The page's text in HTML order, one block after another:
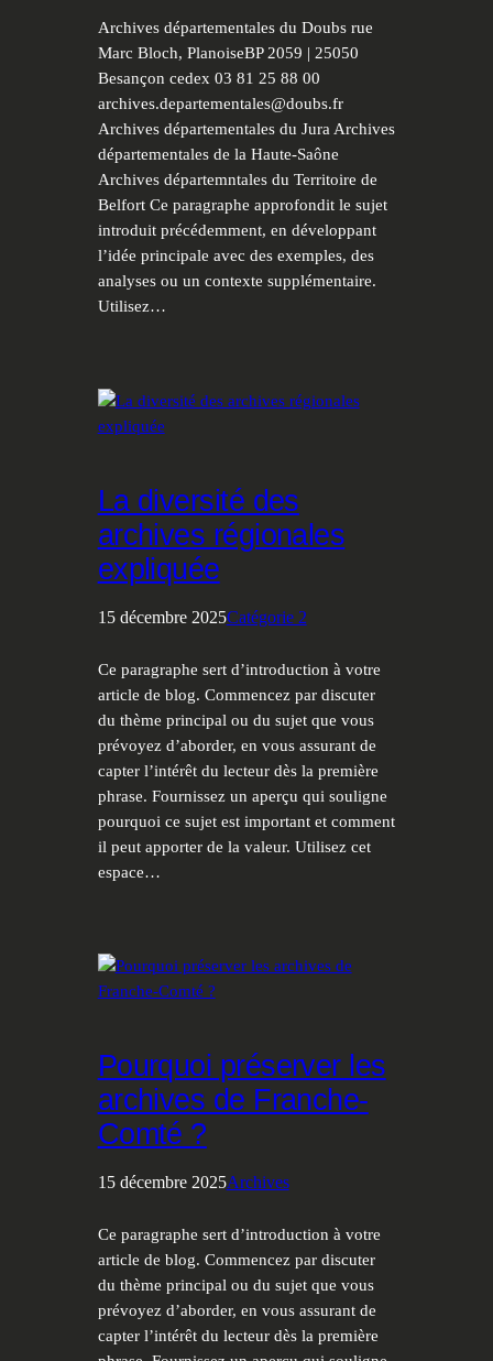
Archives départementales du Doubs rue
Marc Bloch, PlanoiseBP 2059 | 25050
Besançon cedex 03 81 25 88 00
archives.departementales@doubs.fr
Archives départementales du Jura Archives
départementales de la Haute-Saône
Archives départemntales du Territoire de
Belfort Ce paragraphe approfondit le sujet
introduit précédemment, en développant
l’idée principale avec des exemples, des
analyses ou un contexte supplémentaire.
Utilisez…
La diversité des
archives régionales
expliquée
15 décembre 2025Catégorie 2
Ce paragraphe sert d’introduction à votre
article de blog. Commencez par discuter
du thème principal ou du sujet que vous
prévoyez d’aborder, en vous assurant de
capter l’intérêt du lecteur dès la première
phrase. Fournissez un aperçu qui souligne
pourquoi ce sujet est important et comment
il peut apporter de la valeur. Utilisez cet
espace…
Pourquoi préserver les
archives de Franche-
Comté ?
15 décembre 2025Archives
Ce paragraphe sert d’introduction à votre
article de blog. Commencez par discuter
du thème principal ou du sujet que vous
prévoyez d’aborder, en vous assurant de
capter l’intérêt du lecteur dès la première